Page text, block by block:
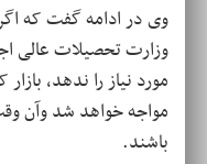
وی در ادامه گفت که
وزارت تحصیلات عالی
مورد نیاز را ندهد،
مواجه خواهد شد وآن
باشند.